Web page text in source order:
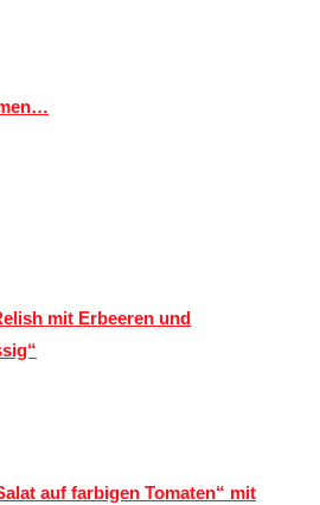
mit Erbeeren und
auf farbigen Tomaten“ mit